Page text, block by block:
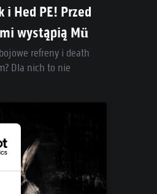
i Hed PE! Przed
wystąpią Mü
refreny i death
Dla nich to nie